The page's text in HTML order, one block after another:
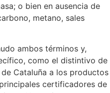
o bien en ausencia de
metano, sales
ambos términos y,
como el distintivo de
Cataluña a los productos
certificadores de